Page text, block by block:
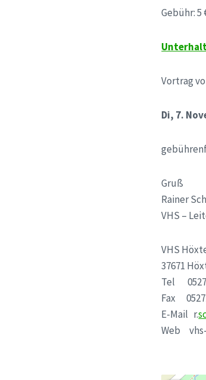
Gebühr: 5
Vortrag
Di, 7.
Gruß
Rainer
VHS –
VHS
37671
Tel
Fax
E-Mail r.
Web